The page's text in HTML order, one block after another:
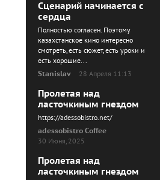
Сценарий начинается с
сердца
Полностью согласен. Поэтому
казахстанское кино интересно
смотреть, есть сюжет, есть уроки и
есть хорошие...
Stanislav
28 Апреля 11:13
Пролетая над
ласточкиным гнездом
https://adessobistro.net/
adessobistro Coffee
30 Июня, 2025
Пролетая над
ласточкиным гнездом